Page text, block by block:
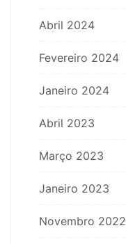
Abril 2024
Fevereiro 2024
Janeiro 2024
Abril 2023
Março 2023
Janeiro 2023
Novembro 2022